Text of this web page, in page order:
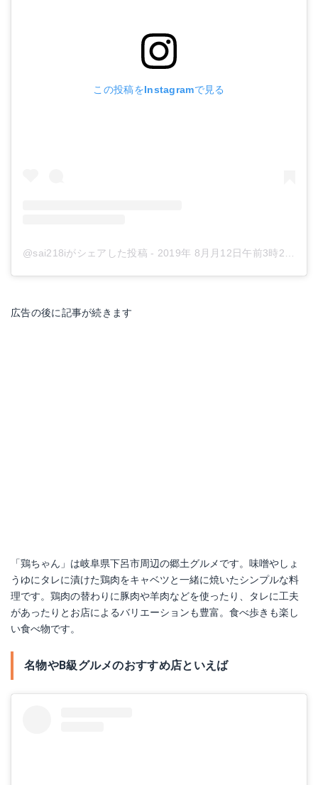
この投稿をInstagramで見る
@sai218iがシェアした投稿 - 2019年 8月月12日午前3時27分PDT
広告の後に記事が続きます
「鶏ちゃん」は岐阜県下呂市周辺の郷土グルメです。味噌やしょ
うゆにタレに漬けた鶏肉をキャベツと一緒に焼いたシンプルな料
理です。鶏肉の替わりに豚肉や羊肉などを使ったり、タレに工夫
があったりとお店によるバリエーションも豊富。食べ歩きも楽し
い食べ物です。
名物やB級グルメのおすすめ店といえば